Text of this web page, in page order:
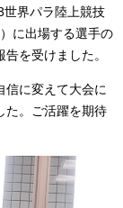
界パラ陸上競技
に出場する選手の
を受けました。
に変えて大会に
た。ご活躍を期待